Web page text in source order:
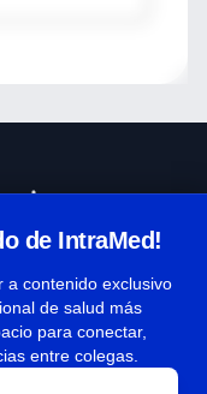
de IntraMed!
a contenido exclusivo
de salud más
para conectar,
entre colegas.